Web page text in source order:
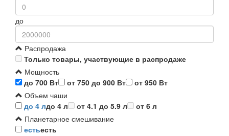
до
Распродажа
Только товары, участвующие в распродаже
Мощность
до 700 Вт
от 750 до 900 Вт
от 950 Вт
Объем чаши
до 4 лдо 4 л от 4.1 до 5.9 л
от 6 л
Планетарное смешивание
естьесть